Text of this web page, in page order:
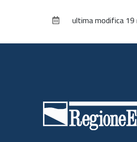
ultima modifica 19